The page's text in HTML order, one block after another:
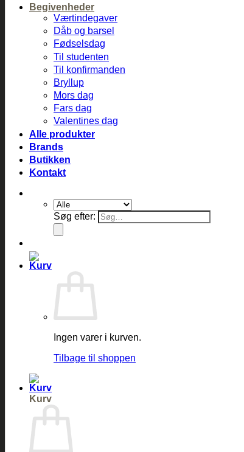
Begivenheder
Værtindegaver
Dåb og barsel
Fødselsdag
Til studenten
Til konfirmanden
Bryllup
Mors dag
Fars dag
Valentines dag
Alle produkter
Brands
Butikken
Kontakt
Søg efter:
Ingen varer i kurven.
Tilbage til shoppen
Kurv